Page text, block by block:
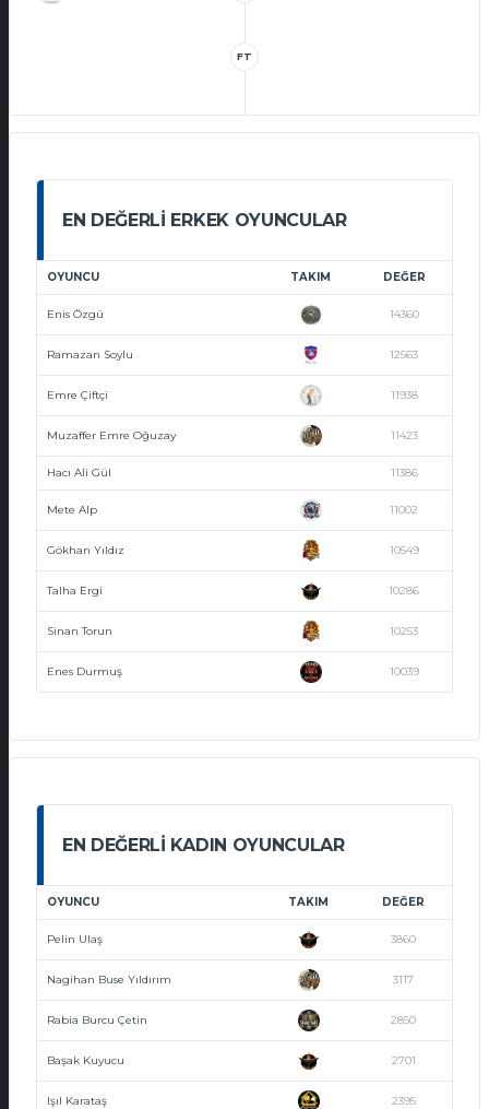
FT
EN DEĞERLI ERKEK OYUNCULAR
OYUNCU TAKIM DEĞER
Enis Özgü 14360
Ramazan Soylu 12563
Emre Çiftçi 11938
Muzaffer Emre Oğuzay 11423
Hacı Ali Gül 11386
Mete Alp 11002
Gökhan Yıldız 10549
Talha Ergi 10286
Sinan Torun 10253
Enes Durmuş 10039
EN DEĞERLI KADIN OYUNCULAR
OYUNCU TAKIM DEĞER
Pelin Ulaş 3860
Nagihan Buse Yıldırım 3117
Rabia Burcu Çetin 2850
Başak Kuyucu 2701
Işıl Karataş 2395